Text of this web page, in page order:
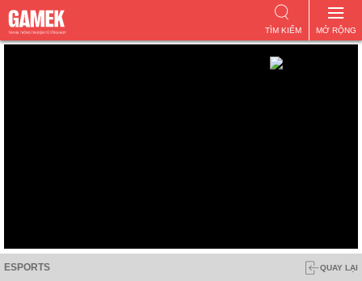
MỞ RỘNG
TÌM KIẾM
ESPORTS QUAY LẠI